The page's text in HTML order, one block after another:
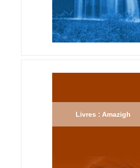
Livres : Amazigh